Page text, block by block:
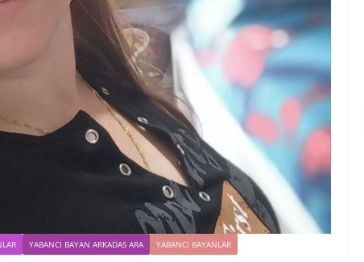
YABANCI BAYAN ARKADAS ARA YABANCI BAYANLAR